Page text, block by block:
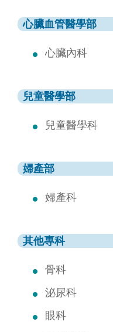
心臟血管醫學部
心臟內科
兒童醫學部
兒童醫學科
婦產部
婦產科
其他專科
骨科
泌尿科
眼科